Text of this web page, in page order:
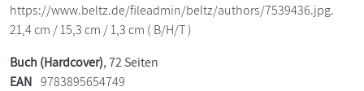
https://www.beltz.de/fileadmin/beltz/authors/7539436.jpg.
21,4 cm / 15,3 cm / 1,3 cm ( B/H/T )
Buch (Hardcover), 72 Seiten
EAN 9783895654749